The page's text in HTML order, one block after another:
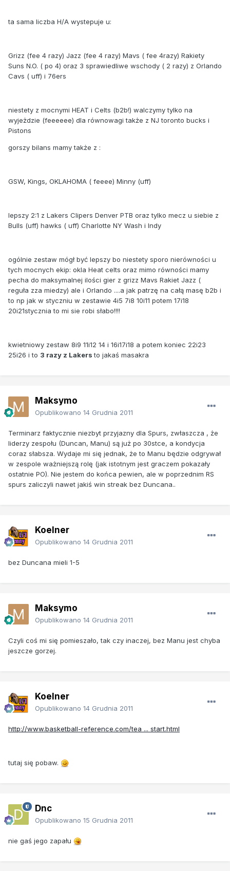
ta sama liczba H/A wystepuje u:
Grizz (fee 4 razy) Jazz (fee 4 razy) Mavs ( fee 4razy) Rakiety
Suns N.O. ( po 4) oraz 3 sprawiedliwe wschody ( 2 razy) z Orlando
Cavs ( uff) i 76ers
niestety z mocnymi HEAT i Celts (b2b!) walczymy tylko na
wyjeżdzie (feeeeee) dla równowagi także z NJ toronto bucks i
Pistons
gorszy bilans mamy także z :
GSW, Kings, OKLAHOMA ( feeee) Minny (uff)
lepszy 2:1 z Lakers Clipers Denver PTB oraz tylko mecz u siebie z
Bulls (uff) hawks ( uff) Charlotte NY Wash i Indy
ogólnie zestaw mógł być lepszy bo niestety sporo nierówności u
tych mocnych ekip: okla Heat celts oraz mimo równości mamy
pecha do maksymalnej ilości gier z grizz Mavs Rakiet Jazz (
reguła zza miedzy) ale i Orlando ....a jak patrzę na całą masę b2b i
to np jak w styczniu w zestawie 4i5 7i8 10i11 potem 17i18
20i21stycznia to mi sie robi słabo!!!!
kwietniowy zestaw 8i9 11i12 14 i 16i17i18 a potem koniec 22i23
25i26 i to 3 razy z Lakersto jakaś masakra
Maksymo
Opublikowano 14 Grudnia 2011
Terminarz faktycznie niezbyt przyjazny dla Spurs, zwłaszcza , że
liderzy zespołu (Duncan, Manu) są już po 30stce, a kondycja
coraz słabsza. Wydaje mi się jednak, że to Manu będzie odgrywał
w zespole ważniejszą rolę (jak istotnym jest graczem pokazały
ostatnie PO). Nie jestem do końca pewien, ale w poprzednim RS
spurs zaliczyli nawet jakiś win streak bez Duncana..
Koelner
Opublikowano 14 Grudnia 2011
bez Duncana mieli 1-5
Maksymo
Opublikowano 14 Grudnia 2011
Czyli coś mi się pomieszało, tak czy inaczej, bez Manu jest chyba
jeszcze gorzej.
Koelner
Opublikowano 14 Grudnia 2011
http://www.basketball-reference.com/tea ... start.html
tutaj się pobaw.
Dnc
Opublikowano 15 Grudnia 2011
nie gaś jego zapału